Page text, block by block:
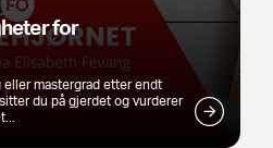
for
eller mastergrad etter endt
du på gjerdet og vurderer